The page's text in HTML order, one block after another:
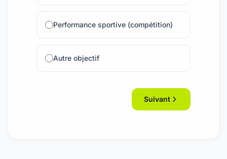
Performance sportive (compétition)
Autre objectif
Suivant